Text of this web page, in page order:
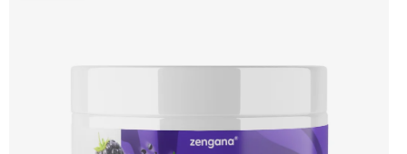
funkce 🌿 Přírodní energie 👁 Podpora zraku 🛡 Antioxidanty ✨ Elektrolyty 🍉